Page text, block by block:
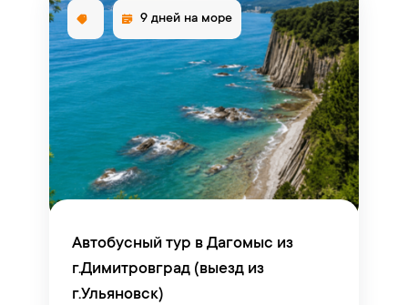
9 дней на море
Автобусный тур в Дагомыс из
г.Димитровград (выезд из
г.Ульяновск)